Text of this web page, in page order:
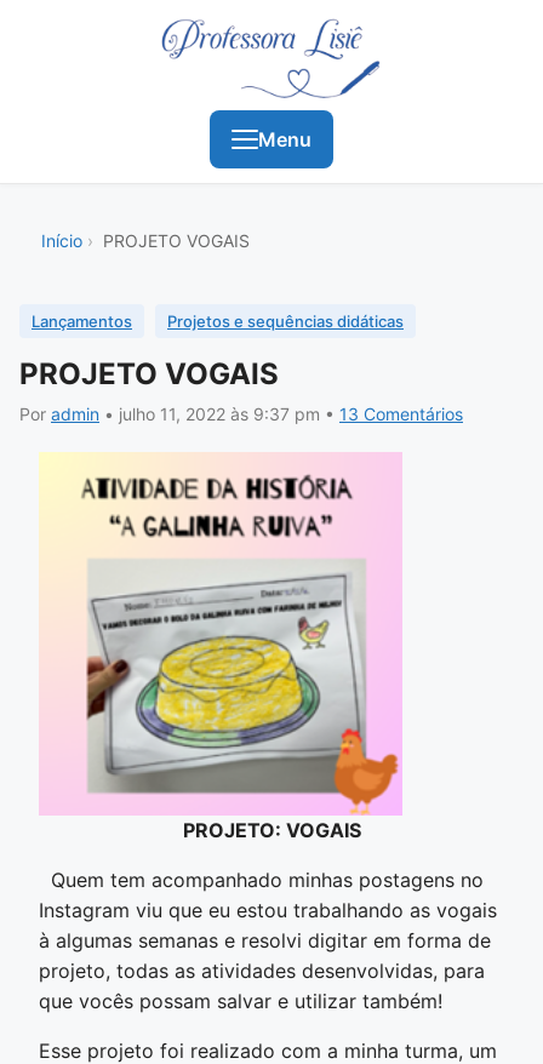
Menu
Início PROJETO VOGAIS
Lançamentos Projetos e sequências didáticas
PROJETO VOGAIS
Por admin • julho 11, 2022 às 9:37 pm • 13 Comentários
PROJETO: VOGAIS
Quem tem acompanhado minhas postagens no
Instagram viu que eu estou trabalhando as vogais
à algumas semanas e resolvi digitar em forma de
projeto, todas as atividades desenvolvidas, para
que vocês possam salvar e utilizar também!
Esse projeto foi realizado com a minha turma, um